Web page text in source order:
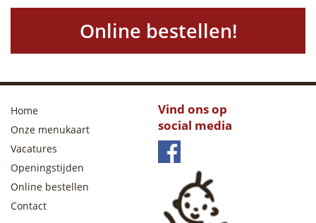
Online bestellen!
Home
Onze menukaart
Vacatures
Openingstijden
Online bestellen
Contact
Vind ons op
social media